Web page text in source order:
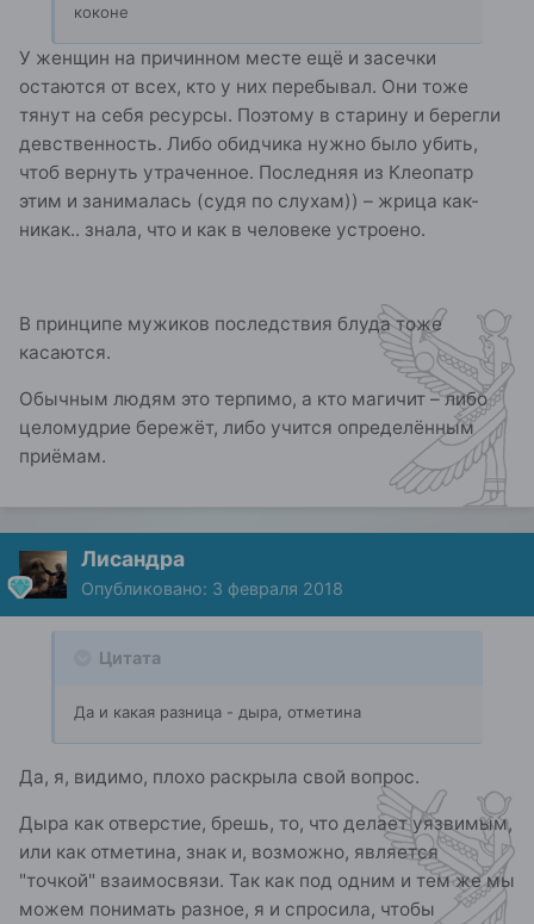
коконе
У женщин на причинном месте ещё и засечки
остаются от всех, кто у них перебывал. Они тоже
тянут на себя ресурсы. Поэтому в старину и берегли
девственность. Либо обидчика нужно было убить,
чтоб вернуть утраченное. Последняя из Клеопатр
этим и занималась (судя по слухам)) – жрица как-
никак.. знала, что и как в человеке устроено.
В принципе мужиков последствия блуда тоже
касаются.
Обычным людям это терпимо, а кто магичит – либо
целомудрие бережёт, либо учится определённым
приёмам.
Лисандра
Опубликовано: 3 февраля 2018
Цитата
Да и какая разница - дыра, отметина
Да, я, видимо, плохо раскрыла свой вопрос.
Дыра как отверстие, брешь, то, что делает уязвимым,
или как отметина, знак и, возможно, является
"точкой" взаимосвязи. Так как под одним и тем же мы
можем понимать разное, я и спросила, чтобы